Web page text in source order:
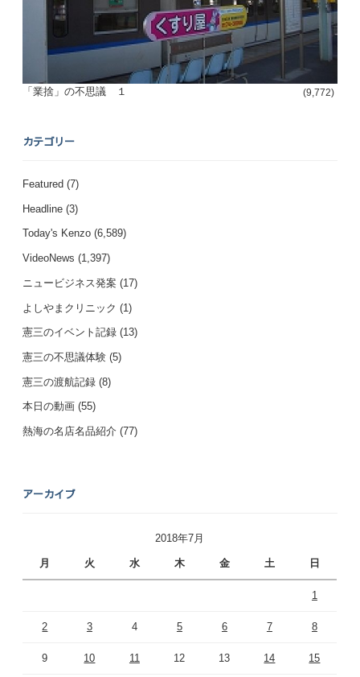
「業捨」の不思議 １ (9,772)
カテゴリー
Featured (7)
Headline (3)
Today's Kenzo (6,589)
VideoNews (1,397)
ニュービジネス発案 (17)
よしやまクリニック (1)
憲三のイベント記録 (13)
憲三の不思議体験 (5)
憲三の渡航記録 (8)
本日の動画 (55)
熱海の名店名品紹介 (77)
アーカイブ
2018年7月
月 火 水 木 金 土 日
1
2 3 4 5 6 7 8
9 10 11 12 13 14 15